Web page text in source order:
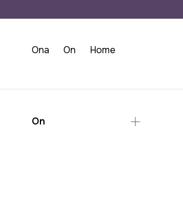
Ona On Home
On